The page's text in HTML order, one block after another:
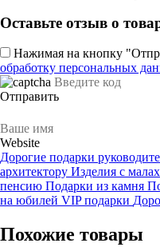
Оставьте отзыв о
Нажимая на кнопку
обработку персональных
Отправить
Website
Дорогие подарки
архитектору Изделия с
пенсию Подарки из камня
на юбилей VIP подарки
Похожие товары